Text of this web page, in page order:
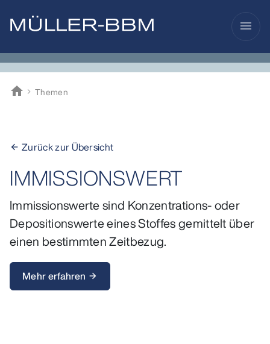
menu
home
Müller-BBM
Themen
arrow_back Zurück zur Übersicht
IMMISSIONSWERT
Immissionswerte sind Konzentrations- oder
Depositionswerte eines Stoffes gemittelt über
einen bestimmten Zeitbezug.
Mehr erfahren arrow_forward